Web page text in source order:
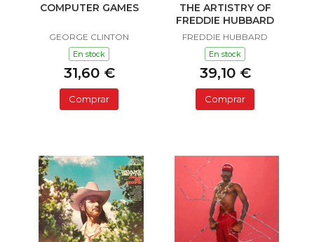
COMPUTER GAMES
GEORGE CLINTON
En stock
31,60 €
Comprar
THE ARTISTRY OF
FREDDIE HUBBARD
FREDDIE HUBBARD
En stock
39,10 €
Comprar